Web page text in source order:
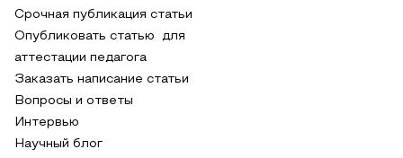
Срочная публикация статьи
Опубликовать статью для
аттестации педагога
Заказать написание статьи
Вопросы и ответы
Интервью
Научный блог